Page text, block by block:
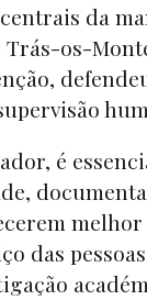
da
os-
é
das